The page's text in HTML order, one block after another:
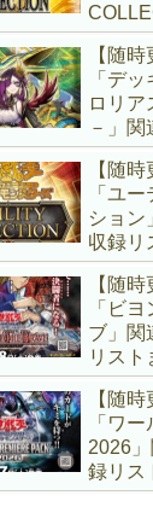
同弾の
マン
フレ
商品！
スタ
ます
【随
「デ
ロリア
－」
リスト
ない
する
に加え
ン」
場！
【随
「ユ
ション
収録リ
名シー
ンス
規カ
た、
華再録
【遊戯
【随
「ビ
ブ」関
リスト
ードた
師』
ク！
ＲＯ」
も待望
【随
「ワ
2026
録リス
カード